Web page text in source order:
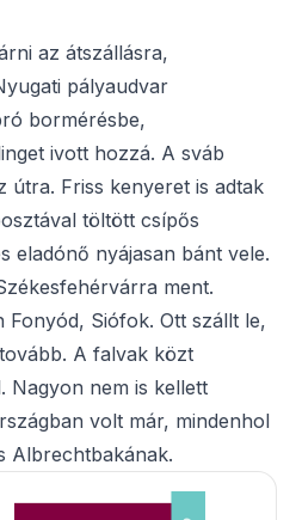
az átszállásra,
pályaudvar
bormérésbe,
ivott hozzá. A sváb
útra. Friss kenyeret is adtak
töltött csípős
eladónő nyájasan bánt vele.
ment.
Fonyód, Siófok. Ott szállt le,
A falvak közt
Nagyon nem is kellett
volt már, mindenhol
Albrechtbakának.